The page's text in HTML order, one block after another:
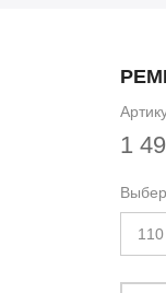
1